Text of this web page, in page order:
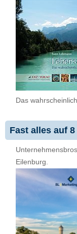
Das
Fast alles auf 8
Eilenburg.